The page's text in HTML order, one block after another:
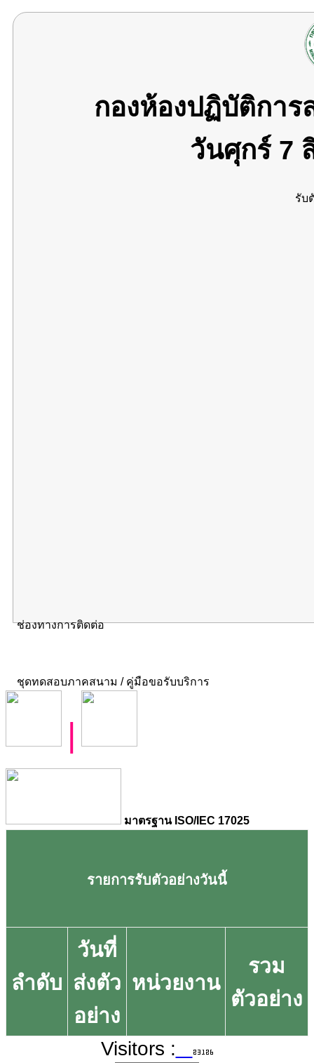
กองห้องปฏิบัติกา
วันศุกร์ 7
รับ
ช่องทางการติดต่อ
ชุดทดสอบภาคสนาม / คู่มือขอรับบริการ
มาตรฐาน ISO/IEC 17025
รายการรับตัวอย่างวันนี้
ลำดับ
วันที่
ส่งตัว
อย่าง
หน่วยงาน
รวม
ตัวอย่าง
Visitors :